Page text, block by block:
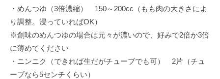
・めんつゆ（3倍濃縮） 150～200cc（もも肉の大きさによ
り調整。浸っていればOK）
※創味のめんつゆの場合は元々が濃いので、好みで2倍か3倍
に薄めてください
・ニンニク（できれば生だがチューブでも可） 2片（チュ
ーブなら5センチくらい）